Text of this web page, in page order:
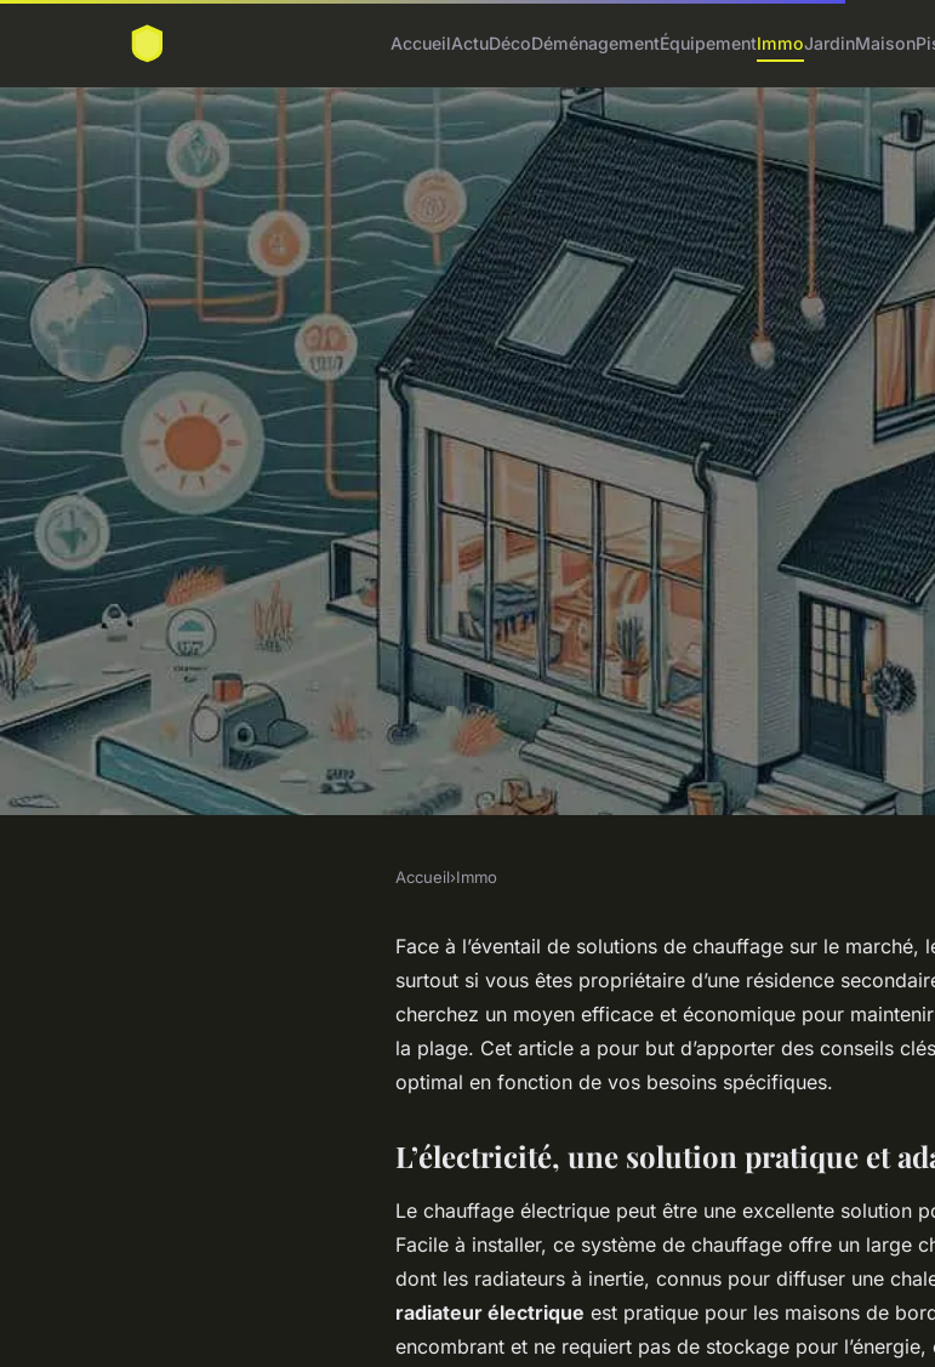
AccueilActuDécoDéménagementÉquipementImmoJardinMaison
Comment choisir une solution de
chauffage pour une maison en bord
Accueil›Immo
Face à l’éventail de solutions de chauffage sur le marché,
surtout si vous êtes propriétaire d’une résidence
cherchez un moyen efficace et économique pour
la plage. Cet article a pour but d’apporter des conseils
optimal en fonction de vos besoins spécifiques.
L’électricité, une solution pratique et
Le chauffage électrique peut être une excellente solution
Facile à installer, ce système de chauffage offre un large
dont les radiateurs à inertie, connus pour diffuser une
radiateur électrique est pratique pour les maisons de
encombrant et ne requiert pas de stockage pour